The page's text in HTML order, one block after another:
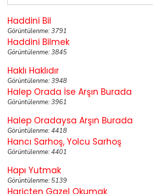
Haddini Bil
Görüntülenme: 3791
Haddini Bilmek
Görüntülenme: 3845
Haklı Haklıdır
Görüntülenme: 3948
Halep Orada İse Arşın Burada
Görüntülenme: 3961
Halep Oradaysa Arşın Burada
Görüntülenme: 4418
Hancı Sarhoş, Yolcu Sarhoş
Görüntülenme: 4401
Hapı Yutmak
Görüntülenme: 5139
Hariçten Gazel Okumak